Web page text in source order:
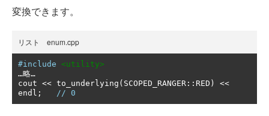
変換できます。
リスト enum.cpp
#include
<utility>
…略…
cout << to_underlying ( SCOPED_RANGER :: RED )
<<
endl ; // 0